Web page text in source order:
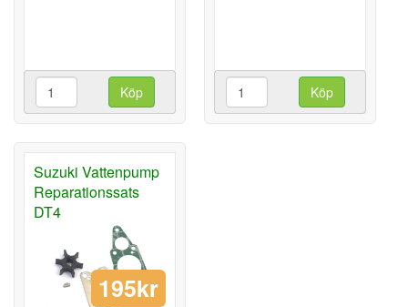
Köp Köp
Suzuki Vattenpump
Reparationssats
DT4
195kr